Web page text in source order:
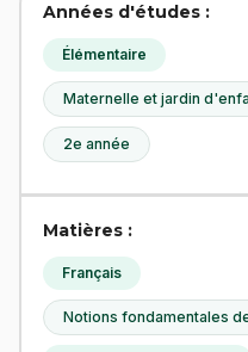
Années d'études :
Élémentaire
Maternelle et jardin
2e année
Matières :
Français
Notions fondamentales